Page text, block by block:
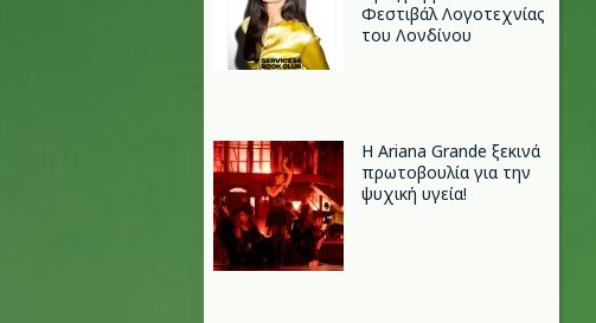
Φεστιβάλ Λογοτεχνίας
του Λονδίνου
Η Ariana Grande ξεκινά
πρωτοβουλία για την
ψυχική υγεία!